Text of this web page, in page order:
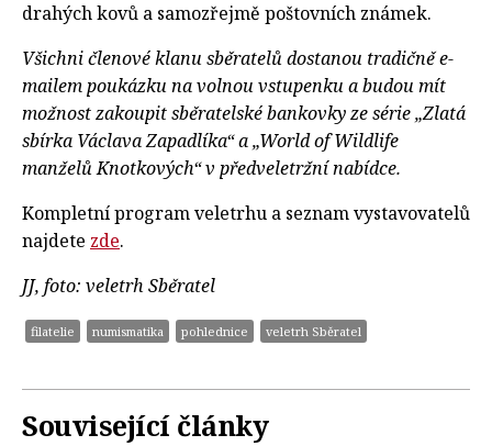
drahých kovů a samozřejmě poštovních známek.
Všichni členové klanu sběratelů dostanou tradičně e-
mailem poukázku na volnou vstupenku a budou mít
možnost zakoupit sběratelské bankovky ze série „Zlatá
sbírka Václava Zapadlíka“ a „World of Wildlife
manželů Knotkových“ v předveletržní nabídce.
Kompletní program veletrhu a seznam vystavovatelů
najdete zde.
JJ, foto: veletrh Sběratel
filatelie numismatika pohlednice veletrh Sběratel
Související články